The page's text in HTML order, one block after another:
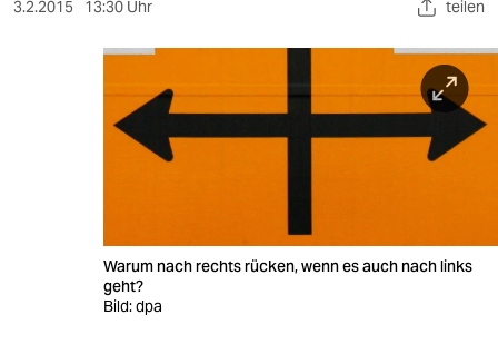
veranstaltungen
3.2.2015 13:30 Uhr teilen
Warum nach rechts rücken, wenn es auch nach links
geht?
Bild: dpa